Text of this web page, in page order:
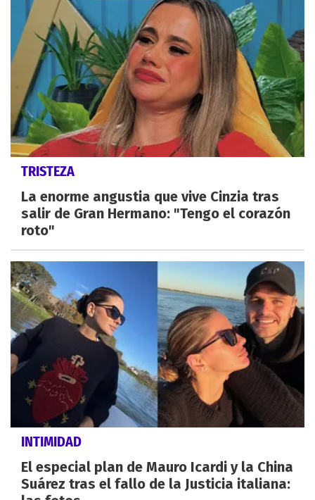
TRISTEZA
La enorme angustia que vive Cinzia tras
salir de Gran Hermano: "Tengo el corazón
roto"
INTIMIDAD
El especial plan de Mauro Icardi y la China
Suárez tras el fallo de la Justicia italiana: